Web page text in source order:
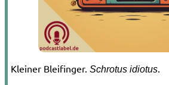
Kleiner Bleifinger. Schrotus idiotus